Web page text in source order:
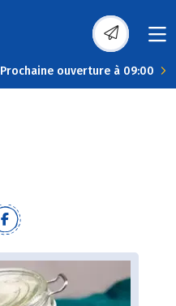
Prochaine ouverture à 09:00